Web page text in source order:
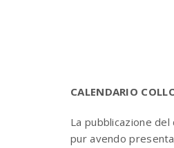
CALENDARIO
La pubblicazione del
pur avendo